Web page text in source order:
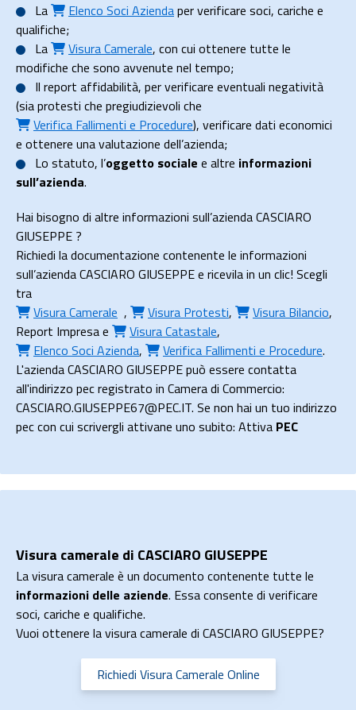
La
Elenco Soci Aziendaper verificare soci, cariche e
qualifiche;
La
Visura Camerale, con cui ottenere tutte le
modifiche che sono avvenute nel tempo;
Il report affidabilità, per verificare eventuali negatività
(sia protesti che pregiudizievoli che
Verifica Fallimenti e Procedure), verificare dati economici
e ottenere una valutazione dell’azienda;
Lo statuto, l’oggetto sociale e altre informazioni
sull’azienda.
Hai bisogno di altre informazioni sull’azienda CASCIARO
GIUSEPPE ?
Richiedi la documentazione contenente le informazioni
sull’azienda CASCIARO GIUSEPPE e ricevila in un clic! Scegli
tra
Visura Camerale , Visura Protesti, Visura Bilancio,
Report Impresae Visura Catastale,
Elenco Soci Azienda, Verifica Fallimenti e Procedure.
L'azienda CASCIARO GIUSEPPE può essere contatta
all'indirizzo pec registrato in Camera di Commercio:
CASCIARO.GIUSEPPE67@PEC.IT. Se non hai un tuo indirizzo
pec con cui scrivergli attivane uno subito: Attiva PEC
Visura camerale di CASCIARO GIUSEPPE
La visura camerale è un documento contenente tutte le
informazioni delle aziende. Essa consente di verificare
soci, cariche e qualifiche.
Vuoi ottenere la visura camerale di CASCIARO GIUSEPPE?
Richiedi Visura Camerale Online